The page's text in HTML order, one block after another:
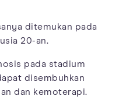
ditemukan pada
20-an.
pada stadium
disembuhkan
dan kemoterapi.